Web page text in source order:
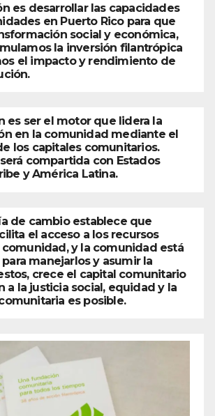
es desarrollar las capacidades
en Puerto Rico para que
social y económica,
la inversión filantrópica
el impacto y rendimiento de
es ser el motor que lidera la
en la comunidad mediante el
los capitales comunitarios.
compartida con Estados
y América Latina.
de cambio establece que
el acceso a los recursos
comunidad, y la comunidad está
manejarlos y asumir la
crece el capital comunitario
a la justicia social, equidad y la
es posible.